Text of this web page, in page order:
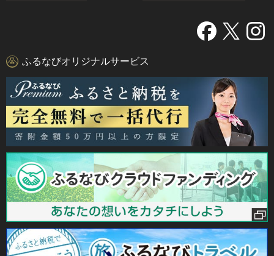
ふるなびオリジナルサービス